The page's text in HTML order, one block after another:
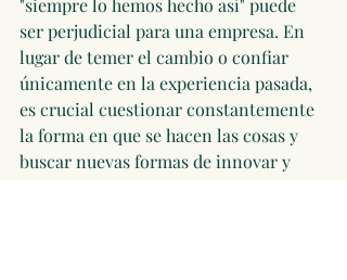
"siempre lo hemos hecho así" puede
ser perjudicial para una empresa. En
lugar de temer el cambio o confiar
únicamente en la experiencia pasada,
es crucial cuestionar constantemente
la forma en que se hacen las cosas y
buscar nuevas formas de innovar y